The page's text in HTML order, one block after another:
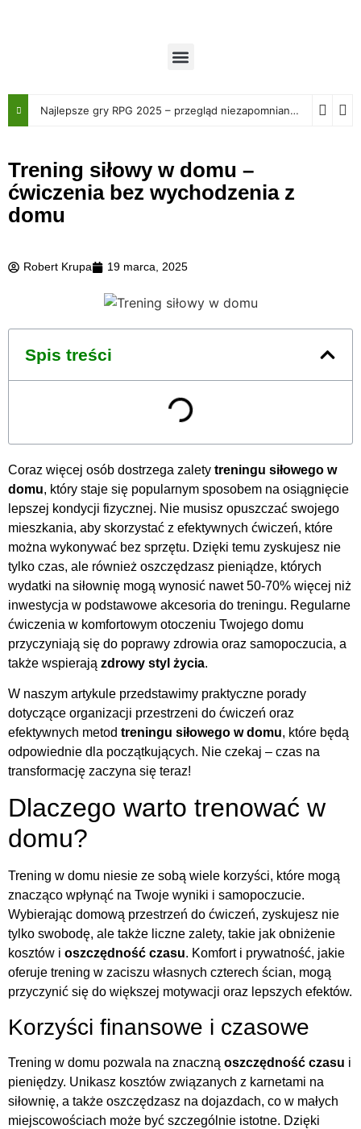
Najlepsze gry RPG 2025 – przegląd niezapomnianych przygód
Trening siłowy w domu –
ćwiczenia bez wychodzenia z
domu
Robert Krupa 19 marca, 2025
Spis treści
Coraz więcej osób dostrzega zalety treningu siłowego w
domu, który staje się popularnym sposobem na osiągnięcie
lepszej kondycji fizycznej. Nie musisz opuszczać swojego
mieszkania, aby skorzystać z efektywnych ćwiczeń, które
można wykonywać bez sprzętu. Dzięki temu zyskujesz nie
tylko czas, ale również oszczędzasz pieniądze, których
wydatki na siłownię mogą wynosić nawet 50-70% więcej niż
inwestycja w podstawowe akcesoria do treningu. Regularne
ćwiczenia w komfortowym otoczeniu Twojego domu
przyczyniają się do poprawy zdrowia oraz samopoczucia, a
także wspierają zdrowy styl życia.
W naszym artykule przedstawimy praktyczne porady
dotyczące organizacji przestrzeni do ćwiczeń oraz
efektywnych metod treningu siłowego w domu, które będą
odpowiednie dla początkujących. Nie czekaj – czas na
transformację zaczyna się teraz!
Dlaczego warto trenować w
domu?
Trening w domu niesie ze sobą wiele korzyści, które mogą
znacząco wpłynąć na Twoje wyniki i samopoczucie.
Wybierając domową przestrzeń do ćwiczeń, zyskujesz nie
tylko swobodę, ale także liczne zalety, takie jak obniżenie
kosztów i oszczędność czasu. Komfort i prywatność, jakie
oferuje trening w zaciszu własnych czterech ścian, mogą
przyczynić się do większej motywacji oraz lepszych efektów.
Korzyści finansowe i czasowe
Trening w domu pozwala na znaczną oszczędność czasu i
pieniędzy. Unikasz kosztów związanych z karnetami na
siłownię, a także oszczędzasz na dojazdach, co w małych
miejscowościach może być szczególnie istotne. Dzięki